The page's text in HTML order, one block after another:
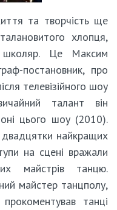
та творчість ще
хлопця,
школяр. Це Максим
постановник, про
телевізійного шоу
талант він
цього шоу (2010).
найкращих
на сцені вражали
майстрів танцю.
майстер танцполу,
танці